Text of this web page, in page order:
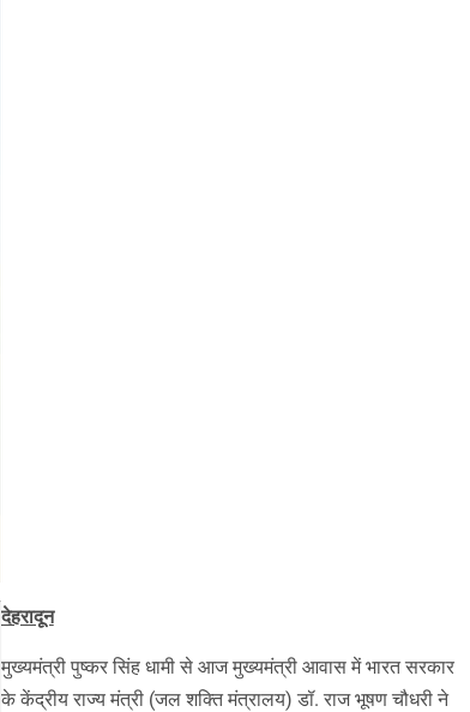
देहरादून
मुख्यमंत्री पुष्कर सिंह धामी से आज मुख्यमंत्री आवास में भारत सरकार
के केंद्रीय राज्य मंत्री (जल शक्ति मंत्रालय) डॉ. राज भूषण चौधरी ने